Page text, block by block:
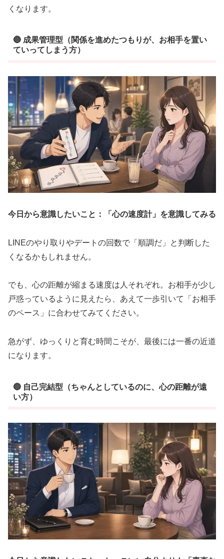
くなります。
🔵 成果管理型（関係を進めたつもりが、お相手を置い
ていってしまう方）
今日から意識したいこと： 「心の速度計」を意識してみる
LINEのやり取りやデートの回数で「順調だ」と判断した
くなるかもしれません。
でも、心の距離が縮まる速度は人それぞれ。お相手が少し
戸惑っているように見えたら、あえて一歩引いて「お相手
のペース」に合わせてみてください。
急がず、ゆっくりと育む時間こそが、最後には一番の近道
になります。
🔵 自己完結型（ちゃんとしているのに、心の距離が遠
い方）